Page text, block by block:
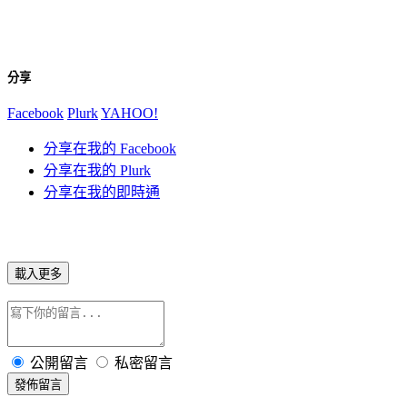
分享
Facebook PlurkYAHOO!
分享在我的 Facebook
分享在我的 Plurk
分享在我的即時通
載入更多
公開留言 私密留言
發佈留言